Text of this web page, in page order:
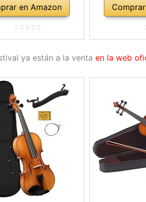
en Amazon
ya están a la venta en la web